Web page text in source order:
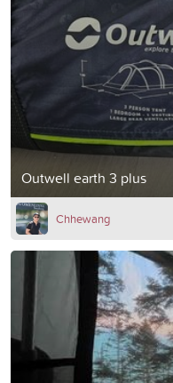
Outwell earth 3 plus
Chhewang